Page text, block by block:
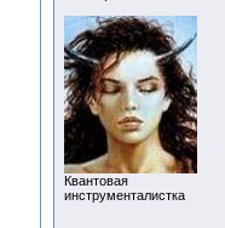
Квантовая
инструменталистка